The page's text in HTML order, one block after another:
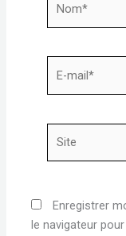
mail*
Enregistrer
le navigateur